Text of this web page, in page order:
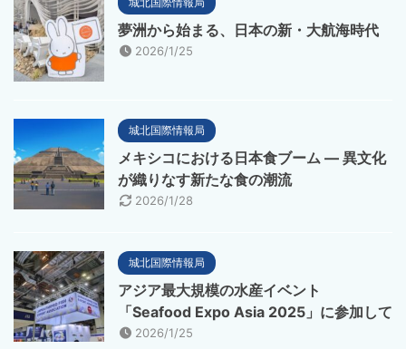
夢洲から始まる、日本の新・大航海時代
2026/1/25
城北国際情報局
メキシコにおける日本食ブーム ― 異文化
が織りなす新たな食の潮流
2026/1/28
城北国際情報局
アジア最大規模の水産イベント
「Seafood Expo Asia 2025」に参加して
2026/1/25